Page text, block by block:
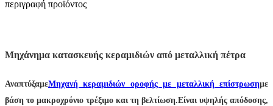
περιγραφή προϊόντος
Μηχάνημα κατασκευής κεραμιδιών από μεταλλική πέτρα
ΑναπτύξαμεΜηχανή κεραμιδιών οροφής με μεταλλική επίστρωσημε
βάση το μακροχρόνιο τρέξιμο και τη βελτίωση.Είναι υψηλής απόδοσης,